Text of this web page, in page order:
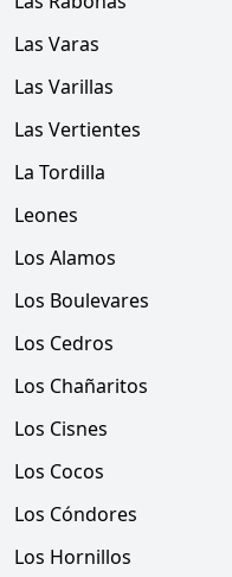
Las Varas
Las Varillas
Las Vertientes
La Tordilla
Leones
Los Alamos
Los Boulevares
Los Cedros
Los Chañaritos
Los Cisnes
Los Cocos
Los Cóndores
Los Hornillos